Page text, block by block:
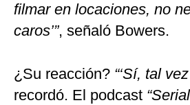
filmar en locaciones, no
caros’”, señaló Bowers.
¿Su reacción? “‘Sí, tal
recordó. El podcast